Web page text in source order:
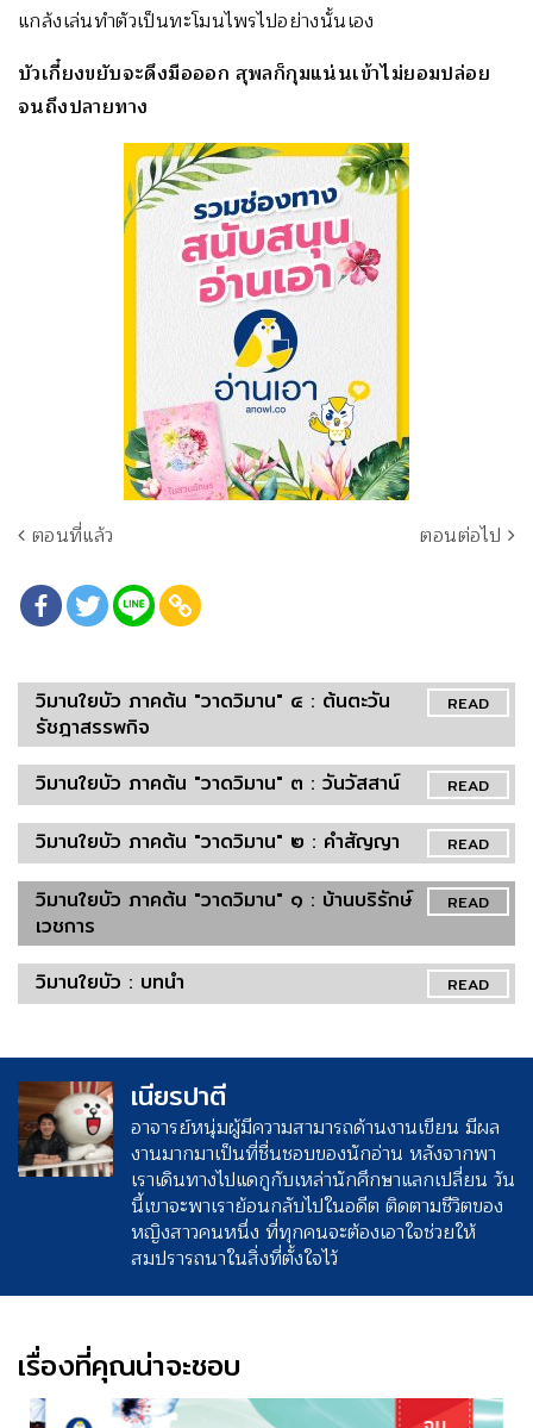
แกล้งเล่นทำตัวเป็นทะโมนไพรไปอย่างนั้นเอง
บัวเกี๋ยงขยับจะดึงมือออก สุพลก็กุมแน่นเข้าไม่ยอมปล่อย
จนถึงปลายทาง
ตอนที่แล้ว ตอนต่อไป
READ
วิมานใยบัว ภาคต้น "วาดวิมาน" ๔ : ต้นตะวัน
รัชฎาสรรพกิจ
READ
วิมานใยบัว ภาคต้น "วาดวิมาน" ๓ : วันวัสสาน์
READ
วิมานใยบัว ภาคต้น "วาดวิมาน" ๒ : คำสัญญา
READ
วิมานใยบัว ภาคต้น "วาดวิมาน" ๑ : บ้านบริรักษ์
เวชการ
READ
วิมานใยบัว : บทนำ
เนียรปาตี
อาจารย์หนุ่มผู้มีความสามารถด้านงานเขียน มีผล
งานมากมาเป็นที่ชื่นชอบของนักอ่าน หลังจากพา
เราเดินทางไปแดกูกับเหล่านักศึกษาแลกเปลี่ยน วัน
นี้เขาจะพาเราย้อนกลับไปในอดีต ติดตามชีวิตของ
หญิงสาวคนหนึ่ง ที่ทุกคนจะต้องเอาใจช่วยให้
สมปรารถนาในสิ่งที่ตั้งใจไว้
เรื่องที่คุณน่าจะชอบ